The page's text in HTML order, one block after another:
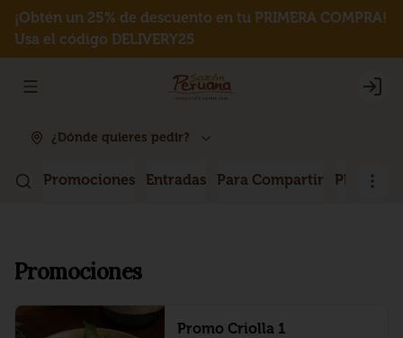
¡Obtén un 25% de descuento en tu PRIMERA COMPRA!
Usa el código DELIVERY25
Abrir menu de navegación
¿Dónde quieres pedir?
Promociones Entradas Para Compartir Platos
Promociones
Promo Criolla 1